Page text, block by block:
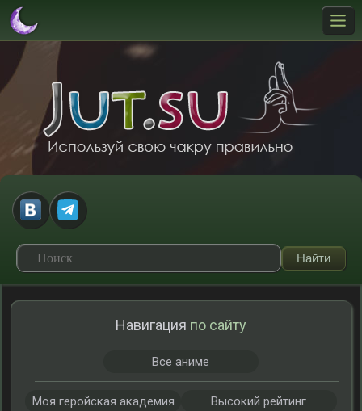
Навигация по сайту
Все аниме
Моя геройская академия
Высокий рейтинг